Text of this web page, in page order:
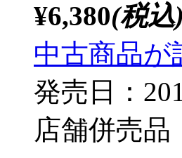
¥6,380(税込
中古商品が
発売日：
店舗併売品